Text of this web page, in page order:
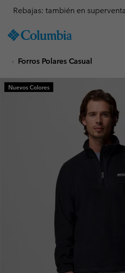
TO
SKIP
MAIN
NAV
Rebajas: también en
Forros Polares Casual
Nuevos Colores